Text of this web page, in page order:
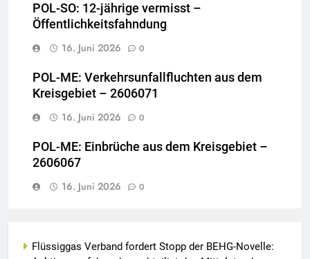
POL-SO: 12-jährige vermisst –
Öffentlichkeitsfahndung
16. Juni 2026
0
POL-ME: Verkehrsunfallfluchten aus dem
Kreisgebiet – 2606071
16. Juni 2026
0
POL-ME: Einbrüche aus dem Kreisgebiet –
2606067
16. Juni 2026
0
Flüssiggas Verband fordert Stopp der BEHG-Novelle: